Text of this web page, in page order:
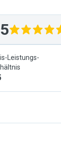
5
Leistungs-